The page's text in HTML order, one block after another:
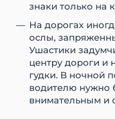
знаки только на
На дорогах
ослы,
Ушастики
центру дороги и
гудки. В ночной
водителю нужно
внимательным и